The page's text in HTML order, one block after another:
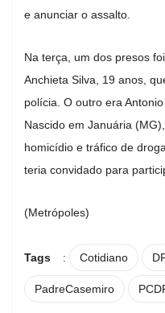
e anunciar o assalto.
Na terça, um dos presos
Anchieta Silva, 19 anos,
polícia. O outro era
Nascido em Januária
homicídio e tráfico de
teria convidado para
(Metrópoles)
Tags : Cotidiano
PadreCasemiro